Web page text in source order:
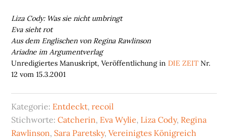
Liza Cody: Was sie nicht umbringt
Eva sieht rot
Aus dem Englischen von Regina Rawlinson
Ariadne im Argumentverlag
Unredigiertes Manuskript, Veröffentlichung inDIE ZEITNr.
12 vom 15.3.2001
Kategorie: Entdeckt,recoil
Stichworte:Catcherin, Eva Wylie, Liza Cody, Regina
Rawlinson, Sara Paretsky,Vereinigtes Königreich